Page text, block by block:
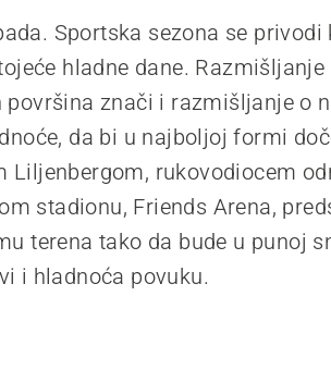
Sportska sezona se privodi
hladne dane.
znači i razmišljanje o
da bi u najboljoj formi
Liljenbergom, rukovodiocem
stadionu, Friends Arena,
terena tako da bude u punoj
i hladnoća povuku.